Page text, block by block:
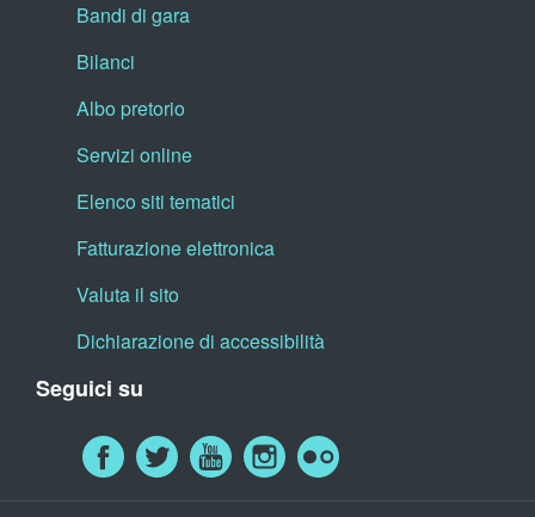
Bandi di gara
Bilanci
Albo pretorio
Servizi online
Elenco siti tematici
Fatturazione elettronica
Valuta il sito
Dichiarazione di accessibilità
Seguici su